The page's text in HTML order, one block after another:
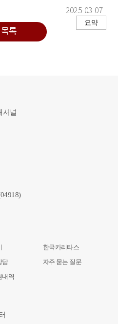
요약
2025-03-07
목록
셔널
담
내역
한국카리타스
자주 묻는 질문